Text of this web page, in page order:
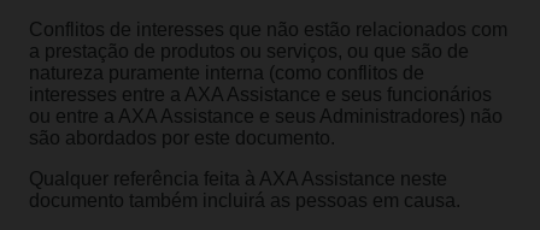
Conflitos de interesses que não estão relacionados com
a prestação de produtos ou serviços, ou que são de
natureza puramente interna (como conflitos de
interesses entre a AXA Assistance e seus funcionários
ou entre a AXA Assistance e seus Administradores) não
são abordados por este documento.
Qualquer referência feita à AXA Assistance neste
documento também incluirá as pessoas em causa.